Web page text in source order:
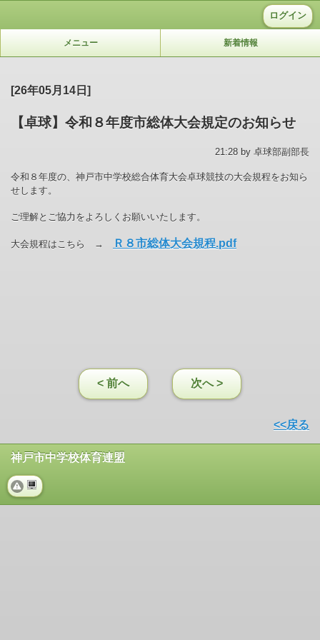
ログイン
メニュー 新着情報
[26年05月14日]
【卓球】令和８年度市総体大会規定のお知らせ
21:28 by 卓球部副部長
令和８年度の、神戸市中学校総合体育大会卓球競技の大会規程をお知ら
せします。
ご理解とご協力をよろしくお願いいたします。
大会規程はこちら → Ｒ８市総体大会規程.pdf
< 前へ 次へ >
<<戻る
神戸市中学校体育連盟